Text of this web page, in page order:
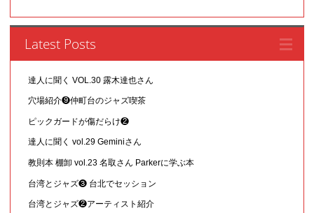
Latest Posts
達人に聞く VOL.30 露木達也さん
穴場紹介❾仲町台のジャズ喫茶
ピックガードが傷だらけ❷
達人に聞く vol.29 Geminiさん
教則本 棚卸 vol.23 名取さん Parkerに学ぶ本
台湾とジャズ❸ 台北でセッション
台湾とジャズ❷アーティスト紹介